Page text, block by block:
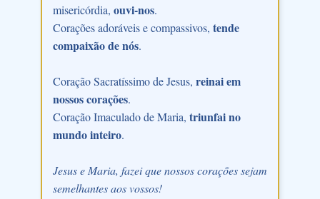
misericórdia, ouvi-nos.
Corações adoráveis e compassivos, tende
compaixão de nós.
Coração Sacratíssimo de Jesus, reinai em
nossos corações.
Coração Imaculado de Maria, triunfai no
mundo inteiro.
Jesus e Maria, fazei que nossos corações sejam
semelhantes aos vossos!